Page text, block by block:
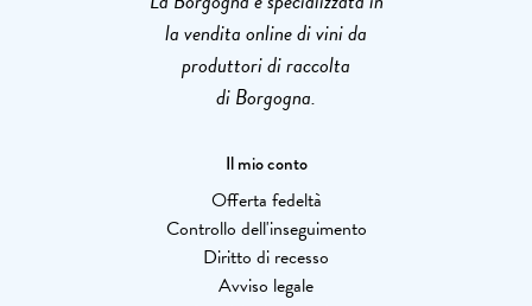
la vendita online di vini da
produttori di raccolta
di Borgogna.
Il mio conto
Offerta fedeltà
Controllo dell'inseguimento
Diritto di recesso
Avviso legale